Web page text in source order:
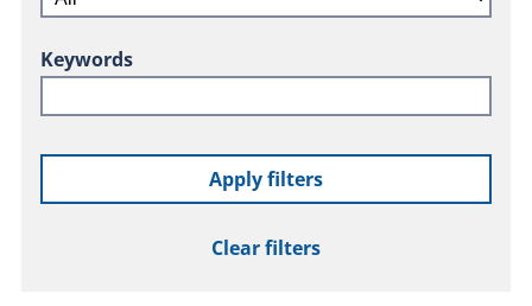
Keywords
Apply filters
Clear filters